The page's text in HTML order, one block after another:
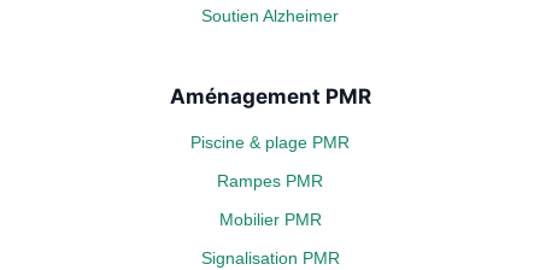
Soutien Alzheimer
Aménagement PMR
Piscine & plage PMR
Rampes PMR
Mobilier PMR
Signalisation PMR